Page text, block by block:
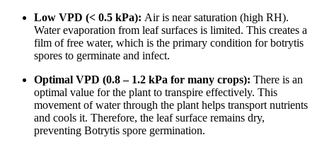
Low VPD (< 0.5 kPa): Air is near saturation (high RH).
Water evaporation from leaf surfaces is limited. This creates a
film of free water, which is the primary condition for botrytis
spores to germinate and infect.
Optimal VPD (0.8 – 1.2 kPa for many crops): There is an
optimal value for the plant to transpire effectively. This
movement of water through the plant helps transport nutrients
and cools it. Therefore, the leaf surface remains dry,
preventing Botrytis spore germination.